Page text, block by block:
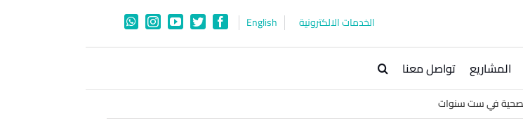
الخدمات الالكترونية English
Facebook
Twitter
YouTube
Instagram
WhatsApp
المشاريع تواصل معنا
في ست سنوات